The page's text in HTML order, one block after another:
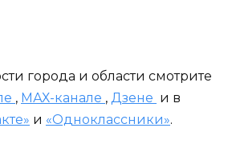
города и области смотрите
, МАХ-канале , Дзене и в
и «Одноклассники».